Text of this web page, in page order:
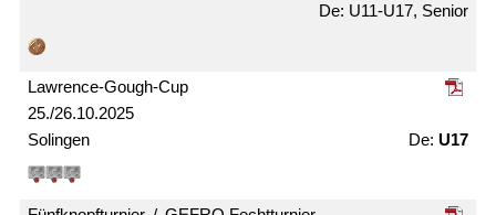
U11-U17, Senior
25./26.10.2025
Lawrence-Gough-Cup
Solingen U17